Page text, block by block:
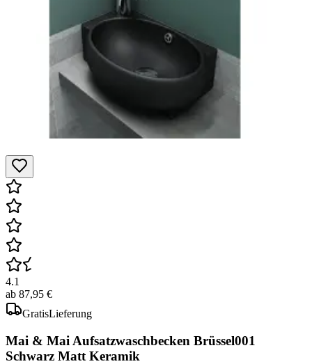
4.1
ab 87,95 €
GratisLieferung
Mai & Mai Aufsatzwaschbecken Brüssel001
Schwarz Matt Keramik